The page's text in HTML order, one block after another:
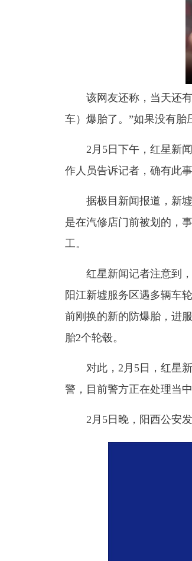
该网友还称，当天还
车）爆胎了。”如果没有胎
2月5日下午，红星新
作人员告诉记者，确有此
据极目新闻报道，新
是在汽修店门前被划的，
工。
红星新闻记者注意到
阳江新墟服务区遇多辆车
前刚换的新的防爆胎，进
胎2个轮毂。
对此，2月5日，红星
警，目前警方正在处理当中
2月5日晚，阳西公安